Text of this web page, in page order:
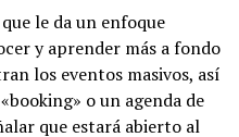
le da un enfoque
y aprender más a fondo
los eventos masivos, así
o un agenda de
que estará abierto al